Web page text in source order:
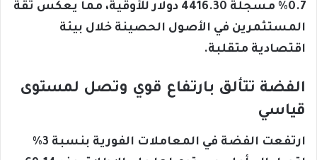
0.7% مسجلة 4416.30 دولار للأوقية، مما يعكس ثقة
المستثمرين في الأصول الحصينة خلال بيئة
اقتصادية متقلبة.
الفضة تتألق بارتفاع قوي وتصل لمستوى
قياسي
ارتفعت الفضة في المعاملات الفورية بنسبة 3%